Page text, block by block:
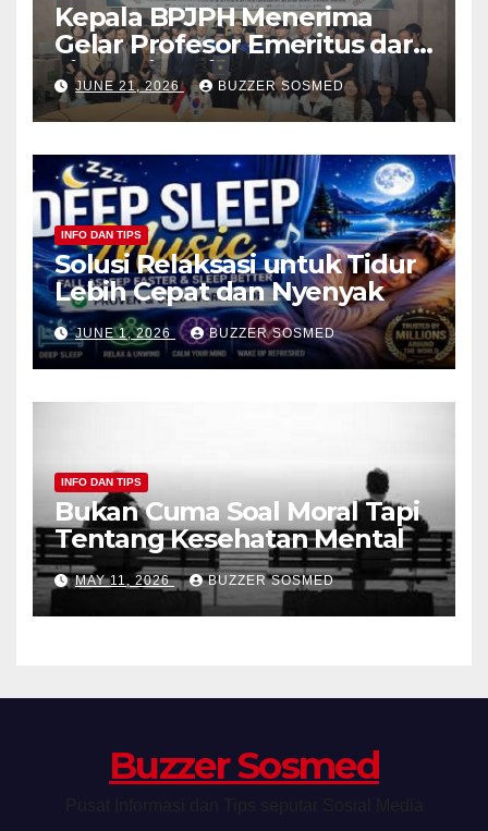
Kepala BPJPH Menerima
Gelar Profesor Emeritus dari
Silla University, Busan Korsel
JUNE 21, 2026 BUZZER SOSMED
INFO DAN TIPS
Solusi Relaksasi untuk Tidur
Lebih Cepat dan Nyenyak
JUNE 1, 2026 BUZZER SOSMED
INFO DAN TIPS
Bukan Cuma Soal Moral Tapi
Tentang Kesehatan Mental
MAY 11, 2026 BUZZER SOSMED
Buzzer Sosmed